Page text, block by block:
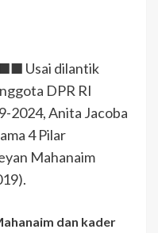
Usai dilantik
DPR RI
2024, Anita Jacoba
4 Pilar
Mahanaim
dan kader